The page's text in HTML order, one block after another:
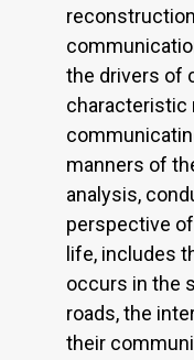
the drivers of
characteristic
manners of
analysis,
perspective
life, includes
occurs in the
roads, the
their